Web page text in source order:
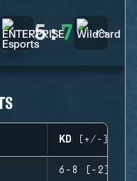
5:7
KD (+/-)
6-8 (-2)